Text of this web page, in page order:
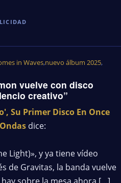
in Waves,nuevo álbum 2025,
vuelve con disco
creativo”
Su Primer Disco En Once
dice:
Light)», y ya tiene vídeo
de Gravitas, la banda vuelve